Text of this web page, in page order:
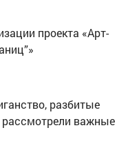
проекта «Арт-
разбитые
важные